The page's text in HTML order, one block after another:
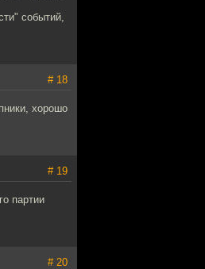
событий,
# 18
хорошо
# 19
партии
# 20